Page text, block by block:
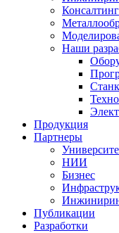
Консалтинг
Наши
Продукция
Партнеры
НИИ
Бизнес
Публикации
Разработки